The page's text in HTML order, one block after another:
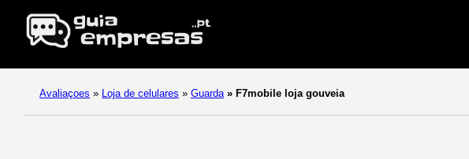
Avaliaçoes » Loja de celulares » Guarda » F7mobile loja gouveia